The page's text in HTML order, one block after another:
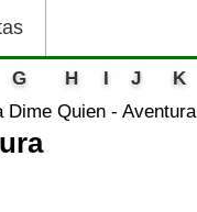
G H I J K
Dime Quien - Aventura